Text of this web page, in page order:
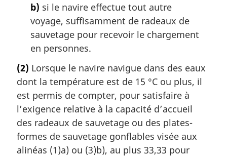
b) si le navire effectue tout autre
voyage, suffisamment de radeaux de
sauvetage pour recevoir le chargement
en personnes.
(2) Lorsque le navire navigue dans des eaux
dont la température est de 15 °C ou plus, il
est permis de compter, pour satisfaire à
l’exigence relative à la capacité d’accueil
des radeaux de sauvetage ou des plates-
formes de sauvetage gonflables visée aux
alinéas (1)a) ou (3)b), au plus 33,33 pour